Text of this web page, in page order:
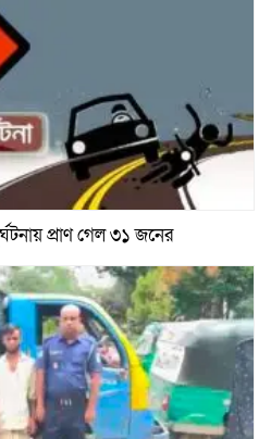
প্রাণ গেল ৩১ জনের